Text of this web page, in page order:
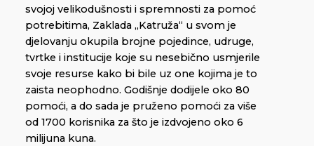
svojoj velikodušnosti i spremnosti za pomoć
potrebitima, Zaklada „Katruža“ u svom je
djelovanju okupila brojne pojedince, udruge,
tvrtke i institucije koje su nesebično usmjerile
svoje resurse kako bi bile uz one kojima je to
zaista neophodno. Godišnje dodijele oko 80
pomoći, a do sada je pruženo pomoći za više
od 1700 korisnika za što je izdvojeno oko 6
milijuna kuna.